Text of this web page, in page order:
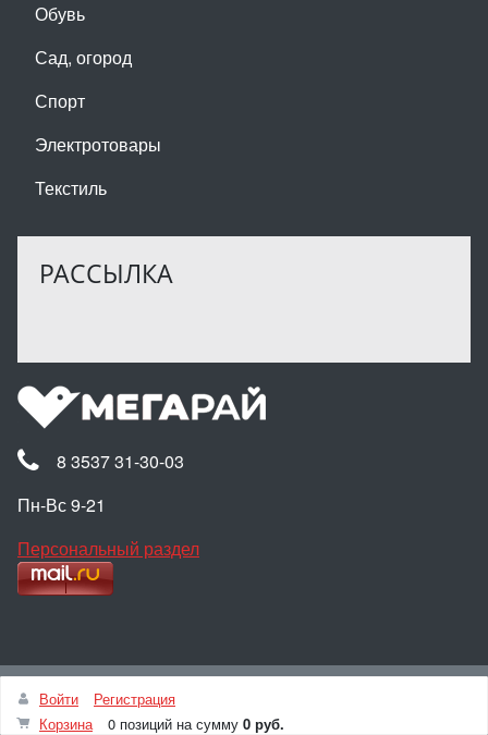
Обувь
Сад, огород
Спорт
Электротовары
Текстиль
РАССЫЛКА
8 3537 31-30-03
Пн-Вс 9-21
Персональный раздел
© Интернет-магазин МЕГАРАЙ, 2025
Войти
Регистрация
Корзина
0 позиций на сумму 0 руб.